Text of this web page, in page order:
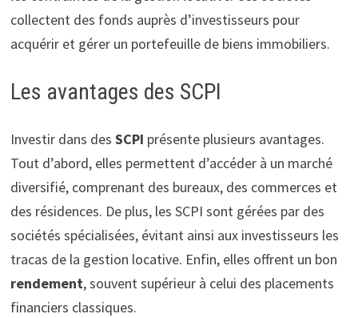
collectent des fonds auprès d’investisseurs pour
acquérir et gérer un portefeuille de biens immobiliers.
Les avantages des SCPI
Investir dans des SCPI présente plusieurs avantages.
Tout d’abord, elles permettent d’accéder à un marché
diversifié, comprenant des bureaux, des commerces et
des résidences. De plus, les SCPI sont gérées par des
sociétés spécialisées, évitant ainsi aux investisseurs les
tracas de la gestion locative. Enfin, elles offrent un bon
rendement, souvent supérieur à celui des placements
financiers classiques.